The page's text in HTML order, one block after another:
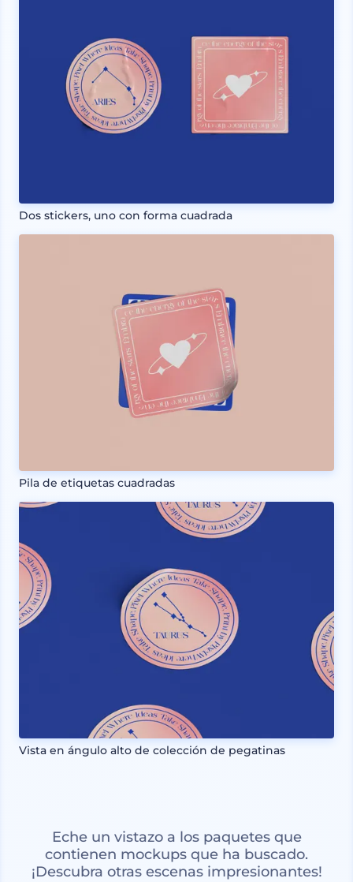
Dos stickers, uno con forma cuadrada
Pila de etiquetas cuadradas
Vista en ángulo alto de colección de pegatinas
Eche un vistazo a los paquetes que
contienen mockups que ha buscado.
¡Descubra otras escenas impresionantes!